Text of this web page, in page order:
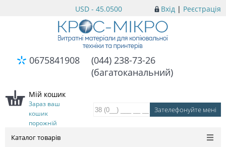
Вхід | Реєстрація
USD - 45.0500
0675841908
(044) 238-73-26
(багатоканальний)
Мій кошик
Зараз ваш
кошик
порожній
Каталог товарів